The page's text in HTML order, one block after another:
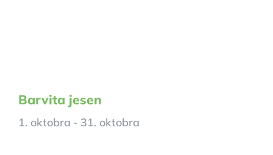
Barvita jesen
1. oktobra - 31. oktobra